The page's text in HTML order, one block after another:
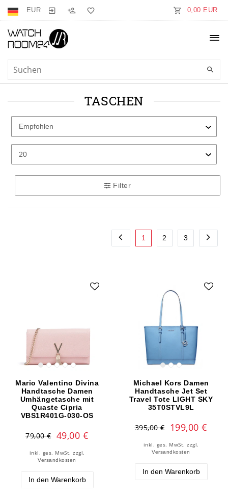
EUR 0,00 EUR
TASCHEN
Filter
1 2 3
Mario Valentino Divina
Handtasche Damen
Umhängetasche mit
Quaste Cipria
VBS1R401G-030-OS
79,00 € 49,00 €
inkl. ges. MwSt. zzgl.
Versandkosten
In den Warenkorb
Michael Kors Damen
Handtasche Jet Set
Travel Tote LIGHT SKY
35T0STVL9L
395,00 € 199,00 €
inkl. ges. MwSt. zzgl.
Versandkosten
In den Warenkorb